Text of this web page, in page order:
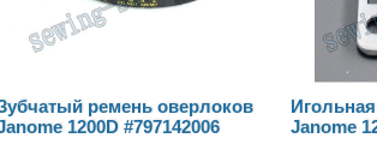
Игольная пластина коверлок
Janome 1200